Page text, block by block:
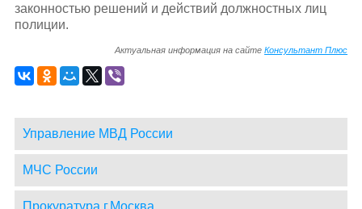
законностью решений и действий должностных лиц
полиции.
Актуальная информация на сайтеКонсультант Плюс
Управление МВД России
МЧС России
Прокуратура г.Москва